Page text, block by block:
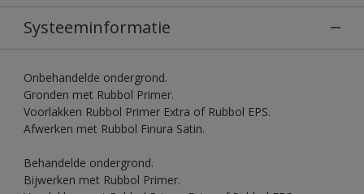
Systeeminformatie
Onbehandelde ondergrond.
Gronden met Rubbol Primer.
Voorlakken Rubbol Primer Extra of Rubbol EPS.
Afwerken met Rubbol Finura Satin.
Behandelde ondergrond.
Bijwerken met Rubbol Primer.